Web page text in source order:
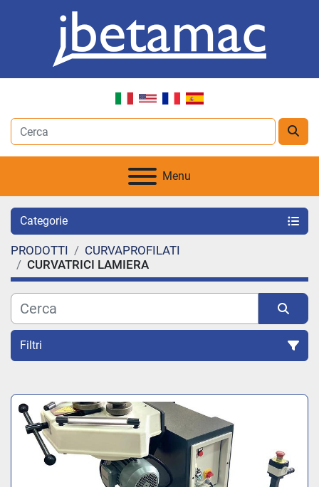
Menu
Categorie
PRODOTTI
CURVAPROFILATI
CURVATRICI LAMIERA
Filtri